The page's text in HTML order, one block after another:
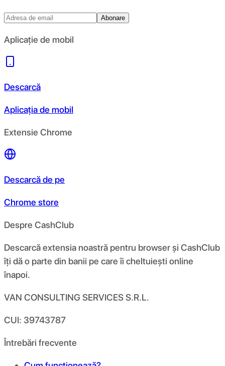
Abonare
Aplicație de mobil
Descarcă
Aplicația de mobil
Extensie Chrome
Descarcă de pe
Chrome store
Despre CashClub
Descarcă extensia noastră pentru browser și CashClub
îți dă o parte din banii pe care îi cheltuiești online
înapoi.
VAN CONSULTING SERVICES S.R.L.
CUI: 39743787
Întrebări frecvente